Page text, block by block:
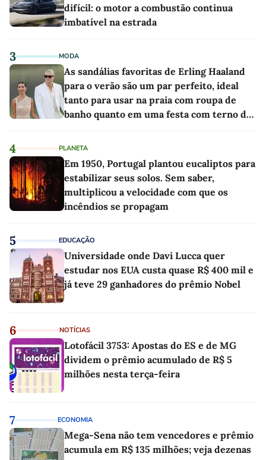
difícil: o motor a combustão continua
imbatível na estrada
3 MODA
As sandálias favoritas de Erling Haaland
para o verão são um par perfeito, ideal
tanto para usar na praia com roupa de
banho quanto em uma festa com terno de
4 PLANETA
Em 1950, Portugal plantou eucaliptos para
estabilizar seus solos. Sem saber,
multiplicou a velocidade com que os
incêndios se propagam
5 EDUCAÇÃO
Universidade onde Davi Lucca quer
estudar nos EUA custa quase R$ 400 mil e
já teve 29 ganhadores do prêmio Nobel
6 NOTÍCIAS
Lotofácil 3753: Apostas do ES e de MG
dividem o prêmio acumulado de R$ 5
milhões nesta terça-feira
7 ECONOMIA
Mega-Sena não tem vencedores e prêmio
acumula em R$ 135 milhões; veja dezenas